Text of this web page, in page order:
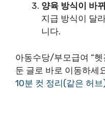
양육 방식이 바
지급 방식이 달
니다.
아동수당/부모급여 “
둔 글로 바로 이동하세
10분 컷 정리(같은 허브